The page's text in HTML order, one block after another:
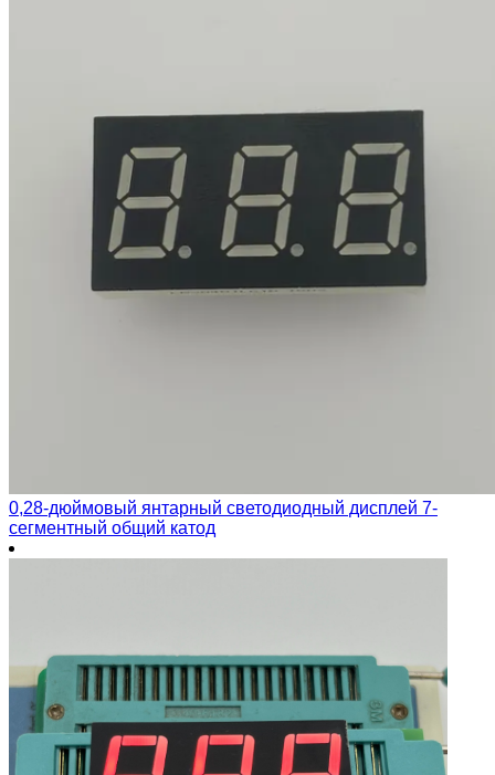
0,28-дюймовый янтарный светодиодный дисплей 7-
сегментный общий катод